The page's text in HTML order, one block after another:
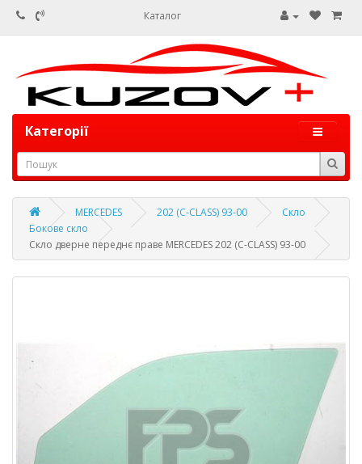
Каталог
Категорії
MERCEDES 202 (C-CLASS) 93-00
Скло
Бокове скло
Скло дверне переднє праве MERCEDES 202 (C-CLASS) 93-00